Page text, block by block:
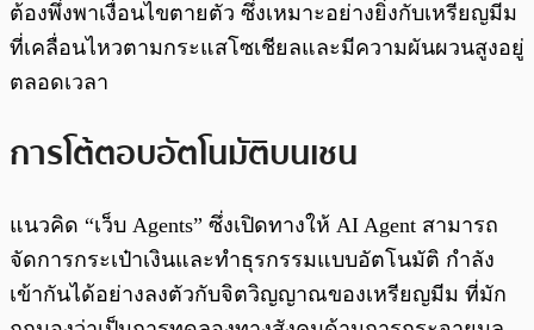
ต้องพึ่งพาเงื่อนไขตายตัว ซึ่งเหมาะอย่างยิ่งกับเหรียญมีม
ที่เคลื่อนไหวตามกระแสโซเชียลและมีความผันผวนสูงอยู่
ตลอดเวลา
การโต้ตอบอัตโนมัติบนเชน
แนวคิด “เว็บ Agents” ซึ่งเปิดทางให้ AI Agent สามารถ
จัดการกระเป๋าเงินและทำธุรกรรมแบบอัตโนมัติ กำลัง
เข้ากันได้อย่างลงตัวกับจิตวิญญาณของเหรียญมีม ที่มัก